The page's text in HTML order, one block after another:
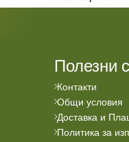
Полезни
Контакти
Общи условия
Доставка и
Политика за